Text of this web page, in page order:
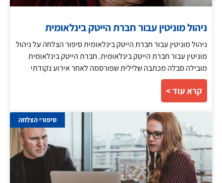
ניהול מוניטין עבור חברת הייטק בינלאומית
ניהול מוניטין עבור חברת הייטק בינלאומית סיפור הצלחה על ניהול
מוניטין עבור חברת הייטק בינלאומית. חברת הייטק בינלאומית
מובילה סבלה מכתבה שלילית שפורסמה לאחר אירוע נקודתי
קרא עוד >
סיפורי הצלחה